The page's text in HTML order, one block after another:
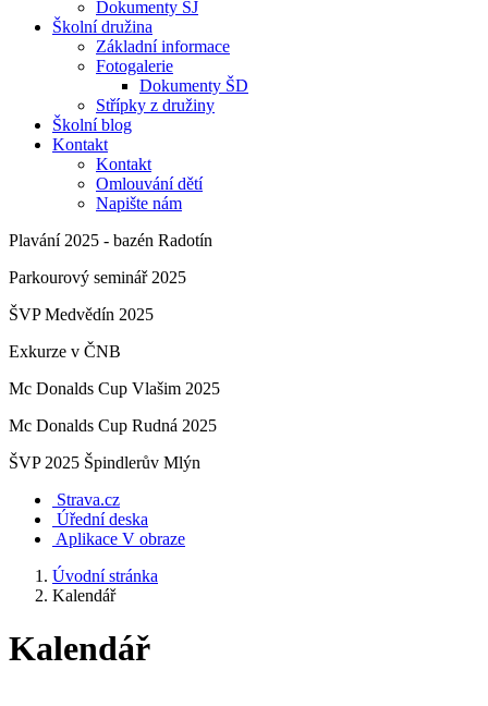
Dokumenty ŠJ
Školní družina
Základní informace
Fotogalerie
Dokumenty ŠD
Střípky z družiny
Školní blog
Kontakt
Kontakt
Omlouvání dětí
Napište nám
Plavání 2025 - bazén Radotín
Parkourový seminář 2025
ŠVP Medvědín 2025
Exkurze v ČNB
Mc Donalds Cup Vlašim 2025
Mc Donalds Cup Rudná 2025
ŠVP 2025 Špindlerův Mlýn
Strava.cz
Úřední deska
Aplikace V obraze
Úvodní stránka
Kalendář
Kalendář